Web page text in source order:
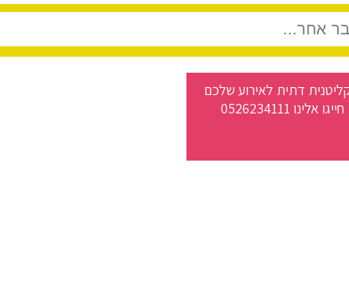
דתית לאירוע שלכם
חייגו אלינו 0526234111